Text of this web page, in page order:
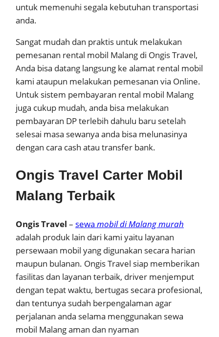
untuk memenuhi segala kebutuhan transportasi
anda.
Sangat mudah dan praktis untuk melakukan
pemesanan rental mobil Malang di Ongis Travel,
Anda bisa datang langsung ke alamat rental mobil
kami ataupun melakukan pemesanan via Online.
Untuk sistem pembayaran rental mobil Malang
juga cukup mudah, anda bisa melakukan
pembayaran DP terlebih dahulu baru setelah
selesai masa sewanya anda bisa melunasinya
dengan cara cash atau transfer bank.
Ongis Travel Carter Mobil
Malang Terbaik
Ongis Travel – sewa mobil di Malang murah
adalah produk lain dari kami yaitu layanan
persewaan mobil yang digunakan secara harian
maupun bulanan. Ongis Travel siap memberikan
fasilitas dan layanan terbaik, driver menjemput
dengan tepat waktu, bertugas secara profesional,
dan tentunya sudah berpengalaman agar
perjalanan anda selama menggunakan sewa
mobil Malang aman dan nyaman